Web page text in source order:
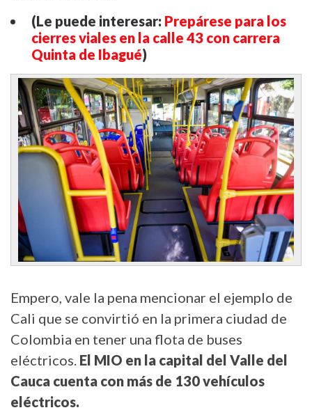
(Le puede interesar: Prepárese para los
cierres viales en la calle 43 con carrera
Quinta de Ibagué)
Empero, vale la pena mencionar el ejemplo de
Cali que se convirtió en la primera ciudad de
Colombia en tener una flota de buses
eléctricos. El MIO en la capital del Valle del
Cauca cuenta con más de 130 vehículos
eléctricos.